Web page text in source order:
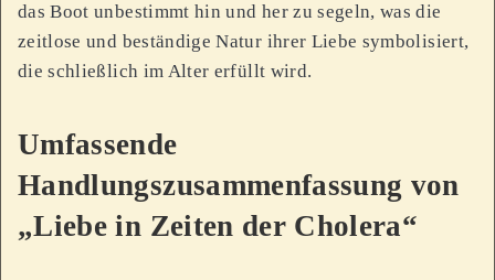
das Boot unbestimmt hin und her zu segeln, was die
zeitlose und beständige Natur ihrer Liebe symbolisiert,
die schließlich im Alter erfüllt wird.
Umfassende
Handlungszusammenfassung von
„Liebe in Zeiten der Cholera“